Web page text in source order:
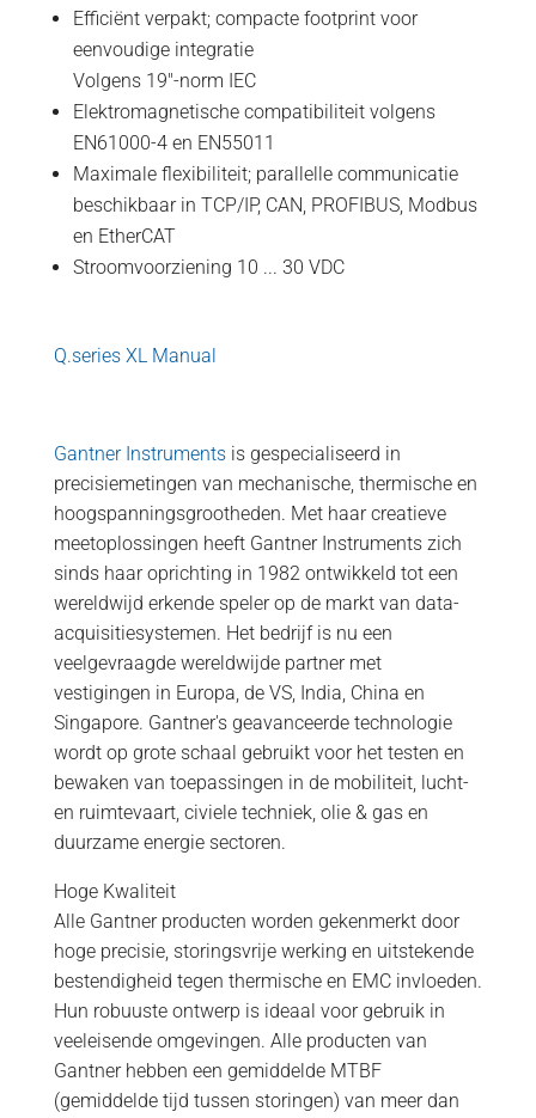
Efficiënt verpakt; compacte footprint voor
eenvoudige integratie
Volgens 19"-norm IEC
Elektromagnetische compatibiliteit volgens
EN61000-4 en EN55011
Maximale flexibiliteit; parallelle communicatie
beschikbaar in TCP/IP, CAN, PROFIBUS, Modbus
en EtherCAT
Stroomvoorziening 10 ... 30 VDC
Q.series XL Manual
Gantner Instrumentsis gespecialiseerd in
precisiemetingen van mechanische, thermische en
hoogspanningsgrootheden. Met haar creatieve
meetoplossingen heeft Gantner Instruments zich
sinds haar oprichting in 1982 ontwikkeld tot een
wereldwijd erkende speler op de markt van data-
acquisitiesystemen. Het bedrijf is nu een
veelgevraagde wereldwijde partner met
vestigingen in Europa, de VS, India, China en
Singapore. Gantner's geavanceerde technologie
wordt op grote schaal gebruikt voor het testen en
bewaken van toepassingen in de mobiliteit, lucht-
en ruimtevaart, civiele techniek, olie & gas en
duurzame energie sectoren.
Hoge Kwaliteit
Alle Gantner producten worden gekenmerkt door
hoge precisie, storingsvrije werking en uitstekende
bestendigheid tegen thermische en EMC invloeden.
Hun robuuste ontwerp is ideaal voor gebruik in
veeleisende omgevingen. Alle producten van
Gantner hebben een gemiddelde MTBF
(gemiddelde tijd tussen storingen) van meer dan